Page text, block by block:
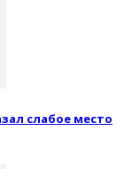
слабое место